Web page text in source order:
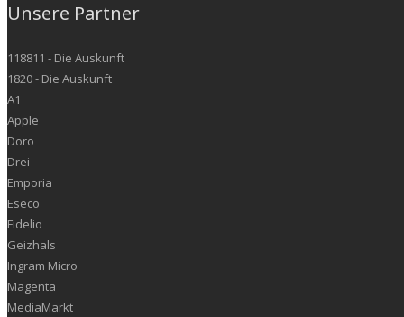
Unsere Partner
118811 - Die Auskunft
1820 - Die Auskunft
A1
Apple
Doro
Drei
Emporia
Eseco
Fidelio
Geizhals
Ingram Micro
Magenta
MediaMarkt